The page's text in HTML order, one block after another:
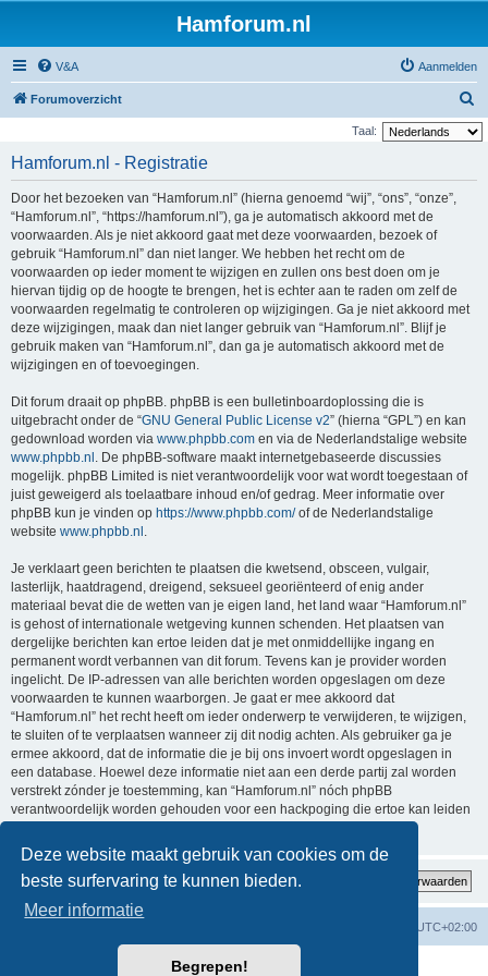
Deze website maakt gebruik van cookies om de
beste surfervaring te kunnen bieden.
Meer informatie
Begrepen!
Hamforum.nl
V&A Aanmelden
Forumoverzicht
o
Taal:
Hamforum.nl - Registratie
Door het bezoeken van “Hamforum.nl” (hierna genoemd “wij”, “ons”, “onze”,
“Hamforum.nl”, “https://hamforum.nl”), ga je automatisch akkoord met de
voorwaarden. Als je niet akkoord gaat met deze voorwaarden, bezoek of
gebruik “Hamforum.nl” dan niet langer. We hebben het recht om de
voorwaarden op ieder moment te wijzigen en zullen ons best doen om je
hiervan tijdig op de hoogte te brengen, het is echter aan te raden om zelf de
voorwaarden regelmatig te controleren op wijzigingen. Ga je niet akkoord met
deze wijzigingen, maak dan niet langer gebruik van “Hamforum.nl”. Blijf je
gebruik maken van “Hamforum.nl”, dan ga je automatisch akkoord met de
wijzigingen en of toevoegingen.
Dit forum draait op phpBB. phpBB is een bulletinboardoplossing die is
uitgebracht onder de “GNU General Public License v2” (hierna “GPL”) en kan
gedownload worden via www.phpbb.com en via de Nederlandstalige website
www.phpbb.nl . De phpBB-software maakt internetgebaseerde discussies
mogelijk. phpBB Limited is niet verantwoordelijk voor wat wordt toegestaan of
juist geweigerd als toelaatbare inhoud en/of gedrag. Meer informatie over
phpBB kun je vinden op https://www.phpbb.com/of de Nederlandstalige
website www.phpbb.nl .
Je verklaart geen berichten te plaatsen die kwetsend, obsceen, vulgair,
lasterlijk, haatdragend, dreigend, seksueel georiënteerd of enig ander
materiaal bevat die de wetten van je eigen land, het land waar “Hamforum.nl”
is gehost of internationale wetgeving kunnen schenden. Het plaatsen van
dergelijke berichten kan ertoe leiden dat je met onmiddellijke ingang en
permanent wordt verbannen van dit forum. Tevens kan je provider worden
ingelicht. De IP-adressen van alle berichten worden opgeslagen om deze
voorwaarden te kunnen waarborgen. Je gaat er mee akkoord dat
“Hamforum.nl” het recht heeft om ieder onderwerp te verwijderen, te wijzigen,
te sluiten of te verplaatsen wanneer zij dit nodig achten. Als gebruiker ga je
ermee akkoord, dat de informatie die je bij ons invoert wordt opgeslagen in
een database. Hoewel deze informatie niet aan een derde partij zal worden
verstrekt zónder je toestemming, kan “Hamforum.nl” nóch phpBB
verantwoordelijk worden gehouden voor een hackpoging die ertoe kan leiden
UTC+02:00
phpBB® Forum Software © phpBB Limited